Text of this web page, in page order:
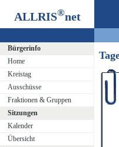
ALLRIS®net
Bürgerinfo
Home
Kreistag
Ausschüsse
Fraktionen & Gruppen
Sitzungen
Kalender
Übersicht